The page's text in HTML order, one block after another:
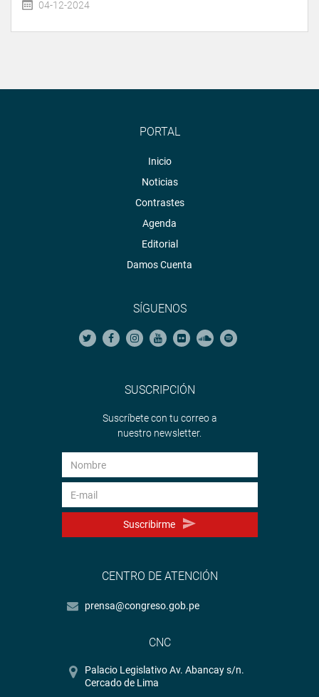
04-12-2024
PORTAL
Inicio
Noticias
Contrastes
Agenda
Editorial
Damos Cuenta
SÍGUENOS
SUSCRIPCIÓN
Suscríbete con tu correo a
nuestro newsletter.
Suscribirme
CENTRO DE ATENCIÓN
prensa@congreso.gob.pe
CNC
Palacio Legislativo Av. Abancay s/n.
Cercado de Lima